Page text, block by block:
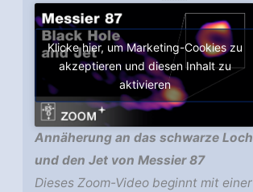
Klicke hier, um Marketing-Cookies zu
akzeptieren und diesen Inhalt zu
aktivieren
Annäherung an das schwarze Loch
und den Jet von Messier 87
Dieses Zoom-Video beginnt mit einer